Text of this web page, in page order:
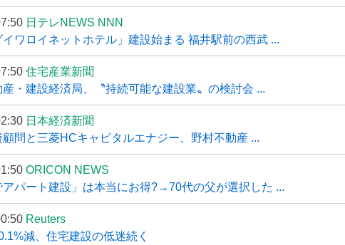
日テレNEWS NNN
ワロイネットホテル」建設始まる 福井駅前の西武 ...
住宅産業新聞
・建設経済局、〝持続可能な建設業〟の検討会 ...
日本経済新聞
問と三菱HCキャピタルエナジー、野村不動産 ...
ORICON NEWS
アパート建設」は本当にお得?→70代の父が選択した ...
Reuters
減、住宅建設の低迷続く